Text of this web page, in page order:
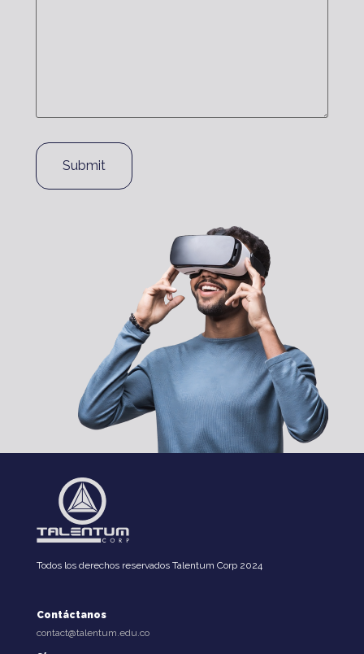
Todos los derechos reservados Talentum Corp 2024
Contáctanos
contact@talentum.edu.co